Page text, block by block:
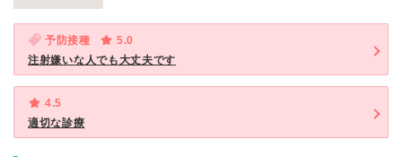
予防接種
5.0
注射嫌いな人でも大丈夫です
4.5
適切な診療